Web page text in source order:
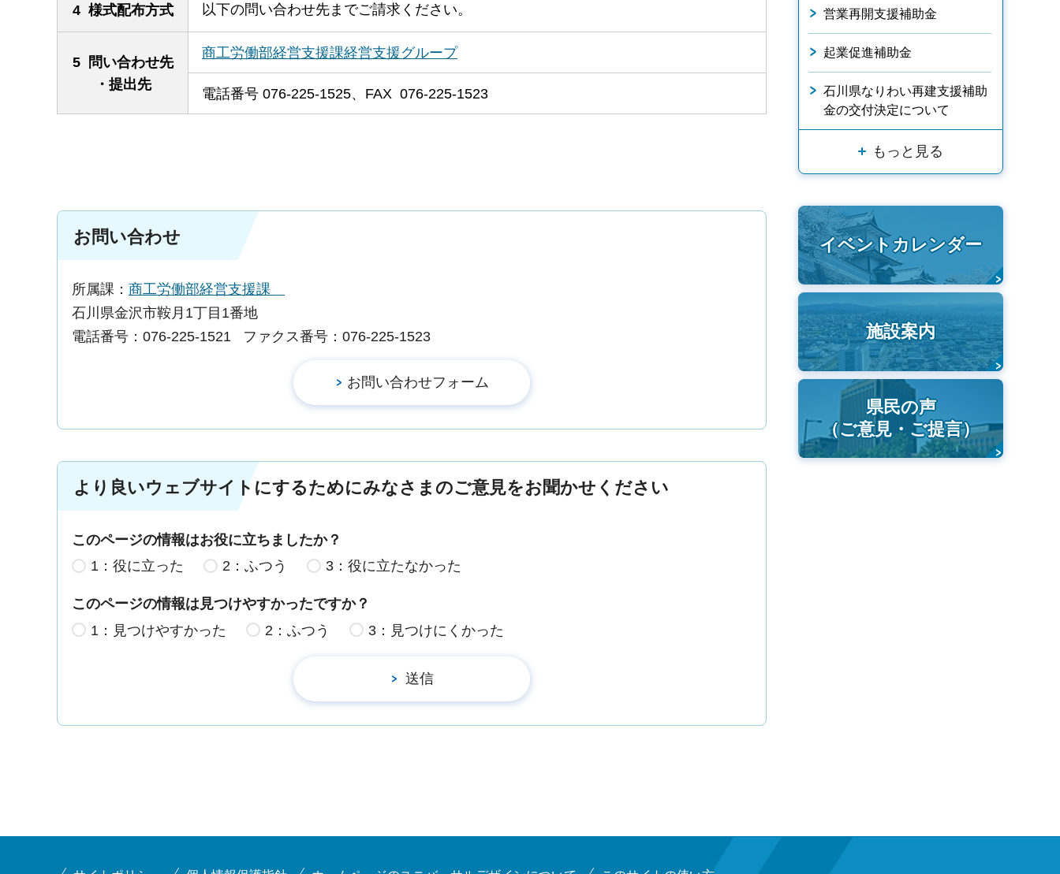
4 様式配布方式 以下の問い合わせ先までご請求ください。
5 問い合わせ先
・提出先
商工労働部経営支援課経営支援グループ
電話番号 076-225-1525、FAX 076-225-1523
お問い合わせ
所属課： 商工労働部経営支援課
石川県金沢市鞍月1丁目1番地
電話番号：076-225-1521
ファクス番号：076-225-1523
より良いウェブサイトにするためにみなさまのご意見をお聞かせください
このページの情報はお役に立ちましたか？
1：役に立った
2：ふつう 3：役に立たなかった
このページの情報は見つけやすかったですか？
1：見つけやすかった
2：ふつう 3：見つけにくかった
営業再開支援補助金
起業促進補助金
石川県なりわい再建支援補助
金の交付決定について
もっと見る
イベントカレンダー
施設案内
県民の声
（ご意見・ご提言）